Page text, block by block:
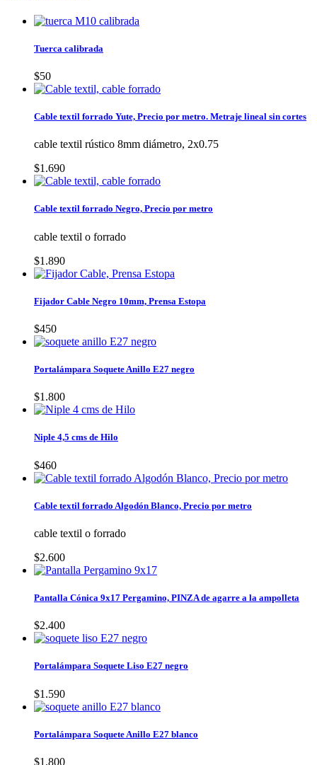
Tuerca calibrada
$50
Cable textil forrado Yute, Precio por metro. Metraje lineal sin cortes
cable textil rústico 8mm diámetro, 2x0.75
$1.690
Cable textil forrado Negro, Precio por metro
cable textil o forrado
$1.890
Fijador Cable Negro 10mm, Prensa Estopa
$450
Portalámpara Soquete Anillo E27 negro
$1.800
Niple 4,5 cms de Hilo
$460
Cable textil forrado Algodón Blanco, Precio por metro
cable textil o forrado
$2.600
Pantalla Cónica 9x17 Pergamino, PINZA de agarre a la ampolleta
$2.400
Portalámpara Soquete Liso E27 negro
$1.590
Portalámpara Soquete Anillo E27 blanco
$1.800